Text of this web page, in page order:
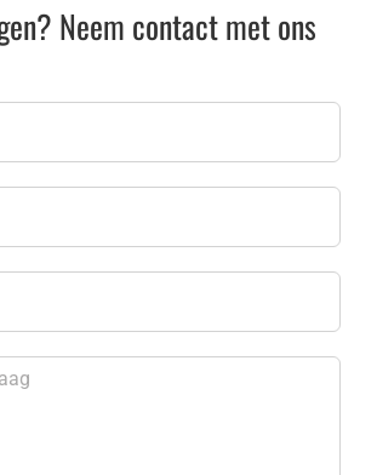
Neem contact met ons